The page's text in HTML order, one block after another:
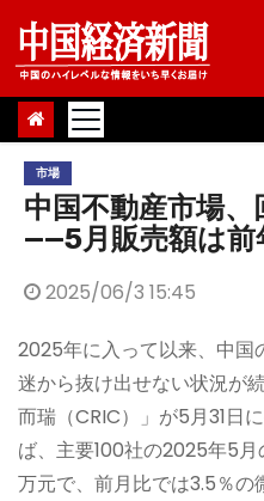
Skip
content
市場
中国不動産市場
——5月販売額は
2025/06/3 15:45
2025年に入って以来、中国
迷から抜け出せない状況が
而瑞（CRIC）」が5月31日
ば、主要100社の2025年5
万元で、前月比では3.5％